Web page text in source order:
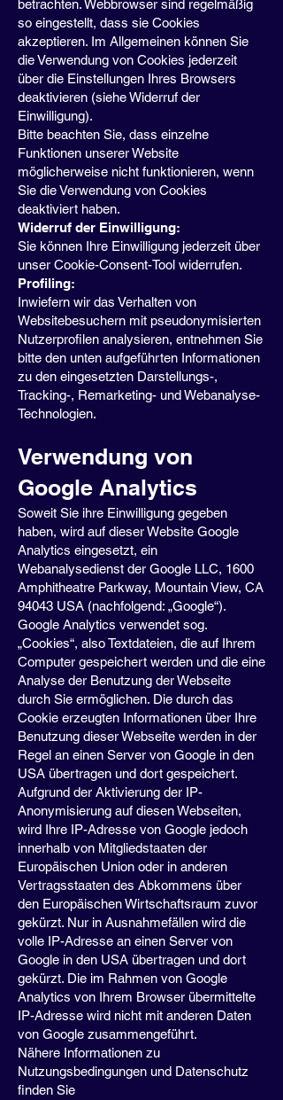
betrachten. Webbrowser sind regelmäßig
so eingestellt, dass sie Cookies
akzeptieren. Im Allgemeinen können Sie
die Verwendung von Cookies jederzeit
über die Einstellungen Ihres Browsers
deaktivieren (siehe Widerruf der
Einwilligung).
Bitte beachten Sie, dass einzelne
Funktionen unserer Website
möglicherweise nicht funktionieren, wenn
Sie die Verwendung von Cookies
deaktiviert haben.
Widerruf der Einwilligung:
Sie können Ihre Einwilligung jederzeit über
unser Cookie-Consent-Tool widerrufen.
Profiling:
Inwiefern wir das Verhalten von
Websitebesuchern mit pseudonymisierten
Nutzerprofilen analysieren, entnehmen Sie
bitte den unten aufgeführten Informationen
zu den eingesetzten Darstellungs-,
Tracking-, Remarketing- und Webanalyse-
Technologien.
Verwendung von
Google Analytics
Soweit Sie ihre Einwilligung gegeben
haben, wird auf dieser Website Google
Analytics eingesetzt, ein
Webanalysedienst der Google LLC, 1600
Amphitheatre Parkway, Mountain View, CA
94043 USA (nachfolgend: „Google“).
Google Analytics verwendet sog.
„Cookies“, also Textdateien, die auf Ihrem
Computer gespeichert werden und die eine
Analyse der Benutzung der Webseite
durch Sie ermöglichen. Die durch das
Cookie erzeugten Informationen über Ihre
Benutzung dieser Webseite werden in der
Regel an einen Server von Google in den
USA übertragen und dort gespeichert.
Aufgrund der Aktivierung der IP-
Anonymisierung auf diesen Webseiten,
wird Ihre IP-Adresse von Google jedoch
innerhalb von Mitgliedstaaten der
Europäischen Union oder in anderen
Vertragsstaaten des Abkommens über
den Europäischen Wirtschaftsraum zuvor
gekürzt. Nur in Ausnahmefällen wird die
volle IP-Adresse an einen Server von
Google in den USA übertragen und dort
gekürzt. Die im Rahmen von Google
Analytics von Ihrem Browser übermittelte
IP-Adresse wird nicht mit anderen Daten
von Google zusammengeführt.
Nähere Informationen zu
Nutzungsbedingungen und Datenschutz
finden Sie